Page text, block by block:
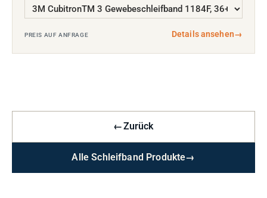
PREIS AUF ANFRAGE Details ansehen→
←Zurück
Alle Schleifband Produkte→